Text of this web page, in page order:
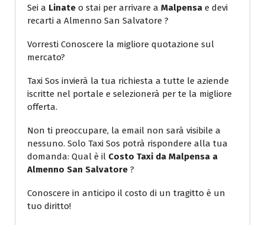
Sei a Linate o stai per arrivare a Malpensa e devi
recarti a Almenno San Salvatore ?
Vorresti Conoscere la migliore quotazione sul
mercato?
Taxi Sos invierà la tua richiesta a tutte le aziende
iscritte nel portale e selezionerà per te la migliore
offerta.
Non ti preoccupare, la email non sarà visibile a
nessuno. Solo Taxi Sos potrà rispondere alla tua
domanda: Qual è il Costo Taxi da Malpensa a
Almenno San Salvatore ?
Conoscere in anticipo il costo di un tragitto è un
tuo diritto!